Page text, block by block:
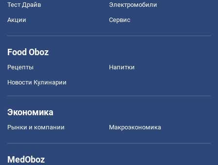
Тест Драйв Электромобили
Акции Сервис
Food Oboz
Рецепты Напитки
Новости Кулинарии
Экономика
Рынки и компании Mакроэкономика
MedOboz